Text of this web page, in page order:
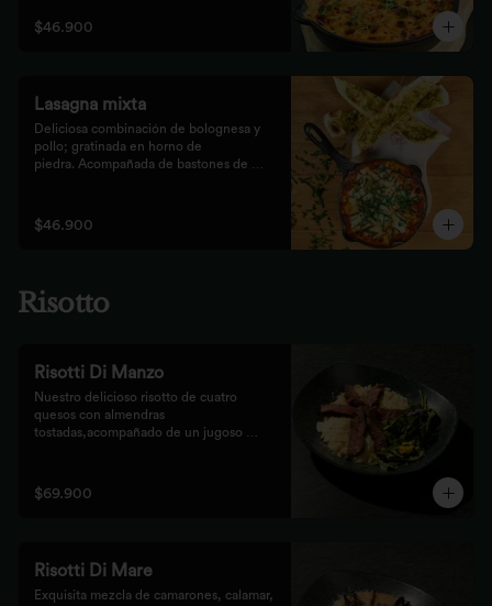
$46.900
Lasagna mixta
Deliciosa combinación de bolognesa y
pollo; gratinada en horno de
piedra. Acompañada de bastones de
$46.900
Risotto
Risotti Di Manzo
Nuestro delicioso risotto de cuatro
quesos con almendras
tostadas,acompañado de un jugoso
$69.900
Risotti Di Mare
Exquisita mezcla de camarones, calamar,